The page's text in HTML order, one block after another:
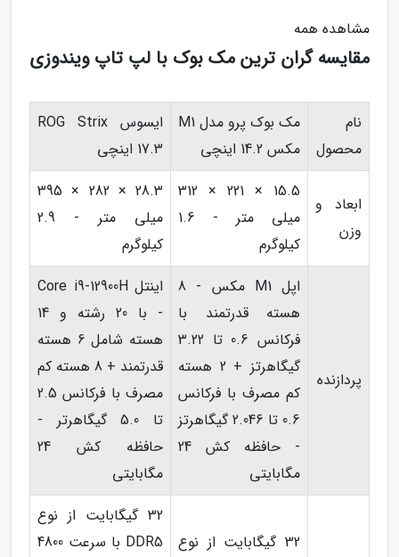
مشاهده همه
مقایسه گران ترین مک بوک با لپ تاپ ویندوزی
نام
محصول
مک بوک پرو مدل M1
مکس 14.2 اینچی
ایسوس ROG Strix
17.3 اینچی
ابعاد و
وزن
15.5 × 221 × 312
میلی متر - 1.6
کیلوگرم
28.3 × 282 × 395
میلی متر - 2.9
کیلوگرم
پردازنده
اپل M1 مکس - 8
هسته قدرتمند با
فرکانس 0.6 تا 3.22
گیگاهرتز + 2 هسته
کم مصرف با فرکانس
0.6 تا 2.046 گیگاهرتز
- حافظه کش 24
مگابایتی
اینتل Core i9-12900H
- با 20 رشته و 14
هسته شامل 6 هسته
قدرتمند + 8 هسته کم
مصرف با فرکانس 2.5
تا 5.0 گیگاهرتر -
حافظه کش 24
مگابایتی
32 گیگابایت از نوع
32 گیگابایت از نوع
DDR5 با سرعت 4800